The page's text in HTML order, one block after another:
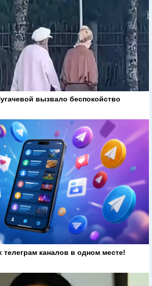
вызвало беспокойство
каналов в одном месте!